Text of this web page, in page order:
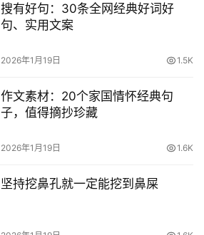
搜有好句：30条全网经典好词好
句、实用文案
2026年1月19日 1.5K
作文素材：20个家国情怀经典句
子，值得摘抄珍藏
2026年1月19日 1.6K
坚持挖鼻孔就一定能挖到鼻屎